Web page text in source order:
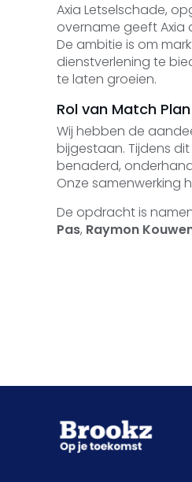
Axia Letselschade,
overname geeft Axia
De ambitie is om
dienstverlening te
te laten groeien.
Rol van Match Plan
Wij hebben de
bijgestaan. Tijdens
benaderd,
Onze samenwerking
De opdracht is
Pas, Raymon